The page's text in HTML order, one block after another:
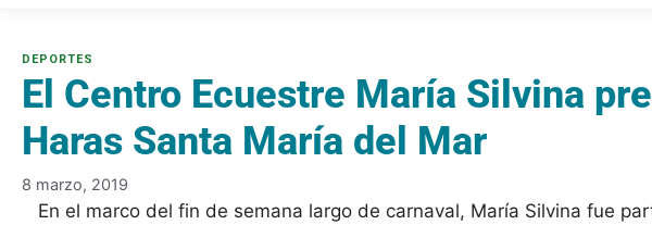
El Centro Ecuestre María Silvina
Haras Santa María del Mar
8 marzo, 2019
En el marco del fin de semana largo de carnaval, María Silvina fue